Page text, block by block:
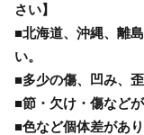
さい】
■北海道、沖縄、離
い。
■多少の傷、凹み、
■節・欠け・傷など
■色など個体差があり